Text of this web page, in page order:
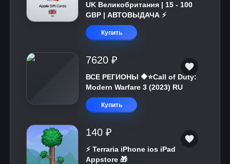
UK Великобритания | 15 - 100
GBP | АВТОВЫДАЧА ⚡️
Купить
7620 ₽
ВСЕ РЕГИОНЫ 🔶⭐Call of Duty:
Modern Warfare 3 (2023) RU
Купить
140 ₽
⚡️ Terraria iPhone ios iPad
Appstore 🎁